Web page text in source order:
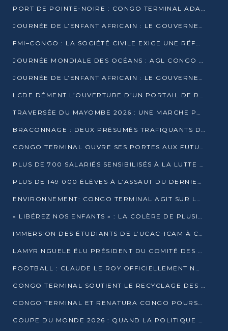
PORT DE POINTE-NOIRE : CONGO TERMINAL ADAPTE SON DRAGAGE AUX SABLES BITUMINEUX
JOURNÉE DE L’ENFANT AFRICAIN : LE GOUVERNEMENT RÉAFFIRME SON ENGAGEMENT POUR L’ACCÈS À L’EAU ET À L’ASSAINISSEMENT
FMI–CONGO : LA SOCIÉTÉ CIVILE EXIGE UNE RÉFORME DE LA FISCALITÉ PÉTROLIÈRE
JOURNÉE MONDIALE DES OCÉANS : AGL CONGO MOBILISE SES COLLABORATEURS POUR LA PRÉSERVATION DE LA BIODIVERSITÉ MARINE
JOURNÉE DE L’ENFANT AFRICAIN : LE GOUVERNEMENT MOBILISÉ POUR L’HYGIÈNE DANS LES ORPHELINATS
LCDE DÉMENT L’OUVERTURE D’UN PORTAIL DE RECRUTEMENT ET APPELLE À LA VIGILANCE
TRAVERSÉE DU MAYOMBE 2026 : UNE MARCHE POUR SENSIBILISER ET DÉPISTER AU DIABÈTE
BRACONNAGE : DEUX PRÉSUMÉS TRAFIQUANTS D’HIPPOPOTAME ÉCROUÉS À BRAZZAVILLE
CONGO TERMINAL OUVRE SES PORTES AUX FUTURS INGÉNIEURS DE L’UCAC-ICAM
PLUS DE 700 SALARIÉS SENSIBILISÉS À LA LUTTE CONTRE LA TUBERCULOSE À CONGO TERMINAL
PLUS DE 149 000 ÉLÈVES À L’ASSAUT DU DERNIER CEPE
ENVIRONNEMENT: CONGO TERMINAL AGIT SUR LE TERRAIN ET FORME LES PLUS JEUNES
« LIBÉREZ NOS ENFANTS » : LA COLÈRE DE PLUSIEURS MÈRES À BRAZZAVILLE CONTRE LA DGSP
IMMERSION DES ÉTUDIANTS DE L’UCAC-ICAM À CONGO TERMINAL
LAMYR NGUELE ÉLU PRÉSIDENT DU COMITÉ DES MEMBRES D’HONNEUR DU PCT
FOOTBALL : CLAUDE LE ROY OFFICIELLEMENT NOMMÉ SÉLECTIONNEUR DU CONGO
CONGO TERMINAL SOUTIENT LE RECYCLAGE DES DÉCHETS PLASTIQUES À POINTE-NOIRE
CONGO TERMINAL ET RENATURA CONGO POURSUIVENT LEUR COMBAT POUR LA BIODIVERSITÉ
COUPE DU MONDE 2026 : QUAND LA POLITIQUE MENACE L’UNIVERSALITÉ DU FOOTBALL